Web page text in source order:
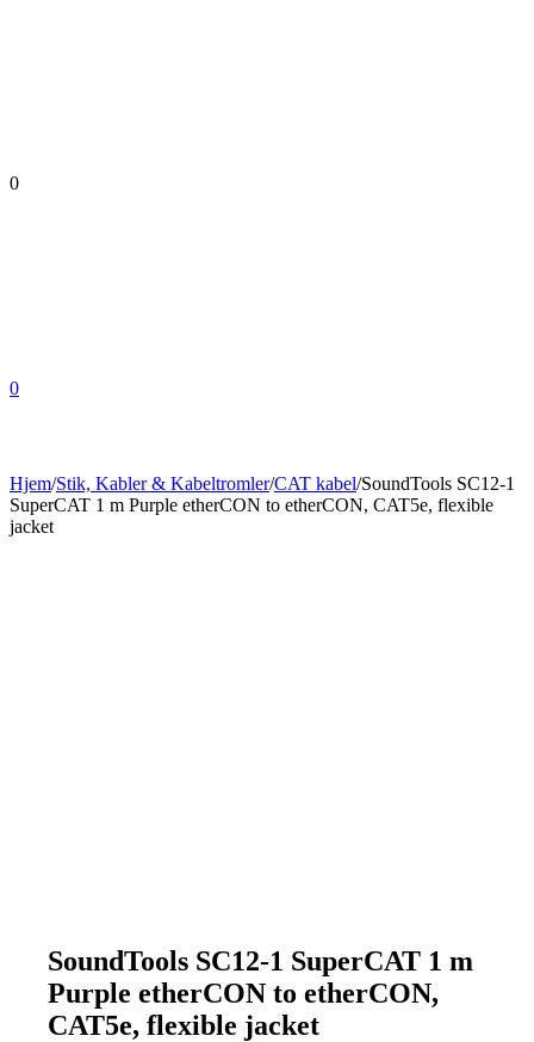
0
0
Hjem/Stik, Kabler & Kabeltromler/CAT kabel/SoundTools SC12-1
SuperCAT 1 m Purple etherCON to etherCON, CAT5e, flexible
jacket
SoundTools SC12-1 SuperCAT 1 m
Purple etherCON to etherCON,
CAT5e, flexible jacket